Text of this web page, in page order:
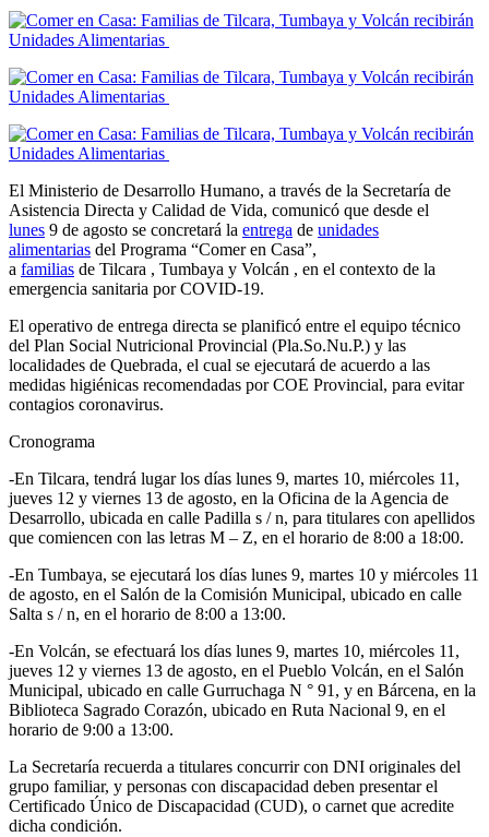
El Ministerio de Desarrollo Humano, a través de la Secretaría de
Asistencia Directa y Calidad de Vida, comunicó que desde el
lunes 9 de agosto se concretará la entrega de unidades
alimentarias del Programa “Comer en Casa”,
a familias de Tilcara , Tumbaya y Volcán , en el contexto de la
emergencia sanitaria por COVID-19.
El operativo de entrega directa se planificó entre el equipo técnico
del Plan Social Nutricional Provincial (Pla.So.Nu.P.) y las
localidades de Quebrada, el cual se ejecutará de acuerdo a las
medidas higiénicas recomendadas por COE Provincial, para evitar
contagios coronavirus.
Cronograma
-En Tilcara, tendrá lugar los días lunes 9, martes 10, miércoles 11,
jueves 12 y viernes 13 de agosto, en la Oficina de la Agencia de
Desarrollo, ubicada en calle Padilla s / n, para titulares con apellidos
que comiencen con las letras M – Z, en el horario de 8:00 a 18:00.
-En Tumbaya, se ejecutará los días lunes 9, martes 10 y miércoles 11
de agosto, en el Salón de la Comisión Municipal, ubicado en calle
Salta s / n, en el horario de 8:00 a 13:00.
-En Volcán, se efectuará los días lunes 9, martes 10, miércoles 11,
jueves 12 y viernes 13 de agosto, en el Pueblo Volcán, en el Salón
Municipal, ubicado en calle Gurruchaga N ° 91, y en Bárcena, en la
Biblioteca Sagrado Corazón, ubicado en Ruta Nacional 9, en el
horario de 9:00 a 13:00.
La Secretaría recuerda a titulares concurrir con DNI originales del
grupo familiar, y personas con discapacidad deben presentar el
Certificado Único de Discapacidad (CUD), o carnet que acredite
dicha condición.